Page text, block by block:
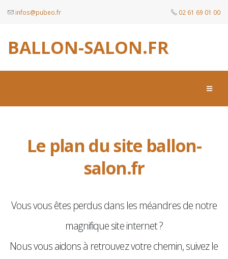
infos@pubeo.fr 02 61 69 01 00
BALLON-SALON.FR
Le plan du site ballon-
salon.fr
Vous vous êtes perdus dans les méandres de notre
magnifique site internet ?
Nous vous aidons à retrouvez votre chemin, suivez le